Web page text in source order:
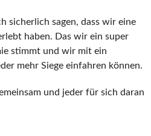
sicherlich sagen, dass wir eine
haben. Das wir ein super
stimmt und wir mit ein
mehr Siege einfahren können.
und jeder für sich daran